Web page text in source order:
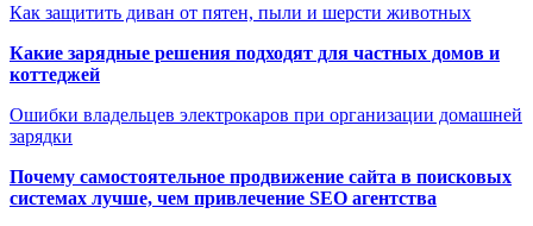
Как защитить диван от пятен, пыли и шерсти животных
Какие зарядные решения подходят для частных домов и
коттеджей
Ошибки владельцев электрокаров при организации домашней
зарядки
Почему самостоятельное продвижение сайта в поисковых
системах лучше, чем привлечение SEO агентства